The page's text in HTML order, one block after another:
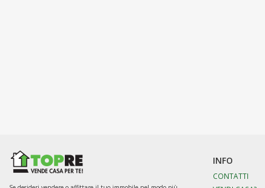
INFO
CONTATTI